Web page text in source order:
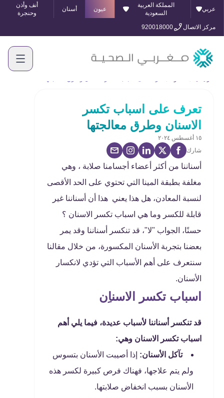
عربي
المملكة العربية
السعودية
عيون أسنان
أنف وأذن
وحنجرة
مركز الاتصال
920018000
تعرف على اسباب تكسر
الاسنان وطرق معالجتها
١٥ أغسطس ٢٠٢٤
شارك
أسناننا من أكثر أعضاء أجسامنا صلابة ، وهي
مغلفة بطبقة المينا التي تحتوي على الحد الأقصى
لنسبة المعادن، هل هذا يعني هذا أن أسناننا غير
قابلة للكسر وما هي اسباب تكسر الاسنان ؟
حسنًا، الجواب "لا"، قد تنكسر أسناننا وقد يمر
بعضنا بتجربة الأسنان المكسورة، من خلال مقالنا
سنتعرف على أهم الأسباب التي تؤدي لانكسار
الأسنان.
اسباب تكسر الاسناِن
قد تنكسر أسناننا لأسباب عديدة، فيما يلي أهم
اسباب تكسر الاسنان وهي:
تآكل الأسنان: إذا أصيبت الأسنان بتسوس
ولم يتم علاجها، فهناك فرص كبيرة لكسر هذه
الأسنان بسبب انخفاض صلابتها.